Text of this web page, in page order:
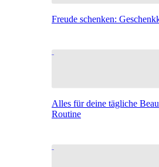
Freude schenken:
Alles für deine tägliche
Routine